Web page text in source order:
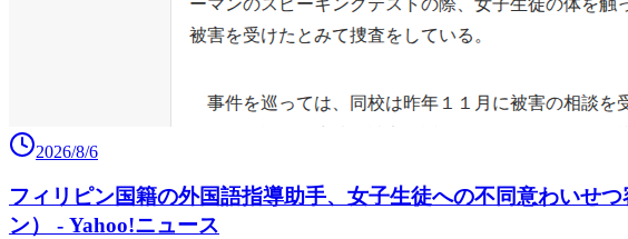
2026/8/6
フィリピン国籍の外国語指導助手、女子生徒への不同意わいせ
ン） - Yahoo!ニュース